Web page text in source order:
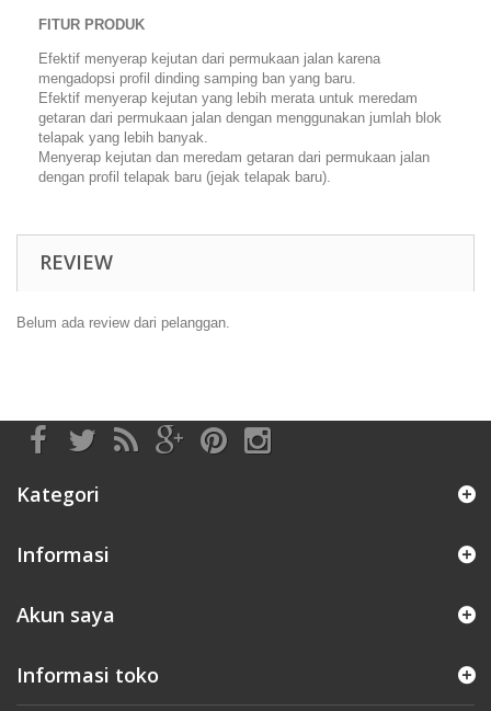
FITUR PRODUK
Efektif menyerap kejutan dari permukaan jalan karena
mengadopsi profil dinding samping ban yang baru.
Efektif menyerap kejutan yang lebih merata untuk meredam
getaran dari permukaan jalan dengan menggunakan jumlah blok
telapak yang lebih banyak.
Menyerap kejutan dan meredam getaran dari permukaan jalan
dengan profil telapak baru (jejak telapak baru).
REVIEW
Belum ada review dari pelanggan.
Kategori
Informasi
Akun saya
Informasi toko